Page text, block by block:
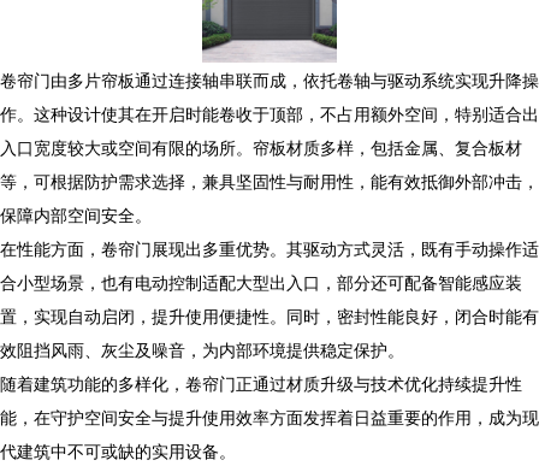
​ 卷帘门由多片帘板通过连接轴串联而成，依托卷轴与驱动系统实现升降操
作。这种设计使其在开启时能卷收于顶部，不占用额外空间，特别适合出
入口宽度较大或空间有限的场所。帘板材质多样，包括金属、复合板材
等，可根据防护需求选择，兼具坚固性与耐用性，能有效抵御外部冲击，
保障内部空间安全。
​ 在性能方面，卷帘门展现出多重优势。其驱动方式灵活，既有手动操作适
合小型场景，也有电动控制适配大型出入口，部分还可配备智能感应装
置，实现自动启闭，提升使用便捷性。同时，密封性能良好，闭合时能有
效阻挡风雨、灰尘及噪音，为内部环境提供稳定保护。
随着建筑功能的多样化，卷帘门正通过材质升级与技术优化持续提升性
能，在守护空间安全与提升使用效率方面发挥着日益重要的作用，成为现
代建筑中不可或缺的实用设备。